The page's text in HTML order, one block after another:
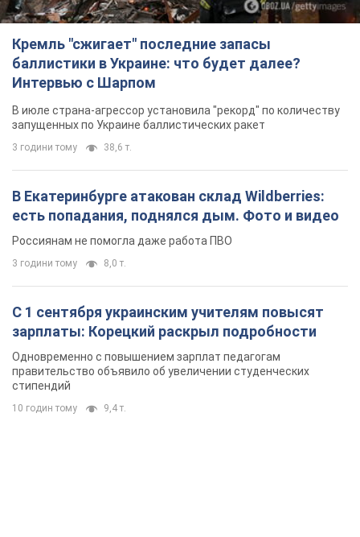
Кремль "сжигает" последние запасы
баллистики в Украине: что будет далее?
Интервью с Шарпом
В июле страна-агрессор установила "рекорд" по количеству
запущенных по Украине баллистических ракет
3 години тому 38,6 т.
В Екатеринбурге атакован склад Wildberries:
есть попадания, поднялся дым. Фото и видео
Россиянам не помогла даже работа ПВО
3 години тому 8,0 т.
С 1 сентября украинским учителям повысят
зарплаты: Корецкий раскрыл подробности
Одновременно с повышением зарплат педагогам
правительство объявило об увеличении студенческих
стипендий
10 годин тому 9,4 т.